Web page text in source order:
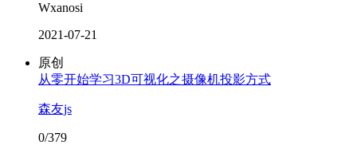
Wxanosi
2021-07-21
原创
从零开始学习3D可视化之摄像机投影方式
森友js
0/379